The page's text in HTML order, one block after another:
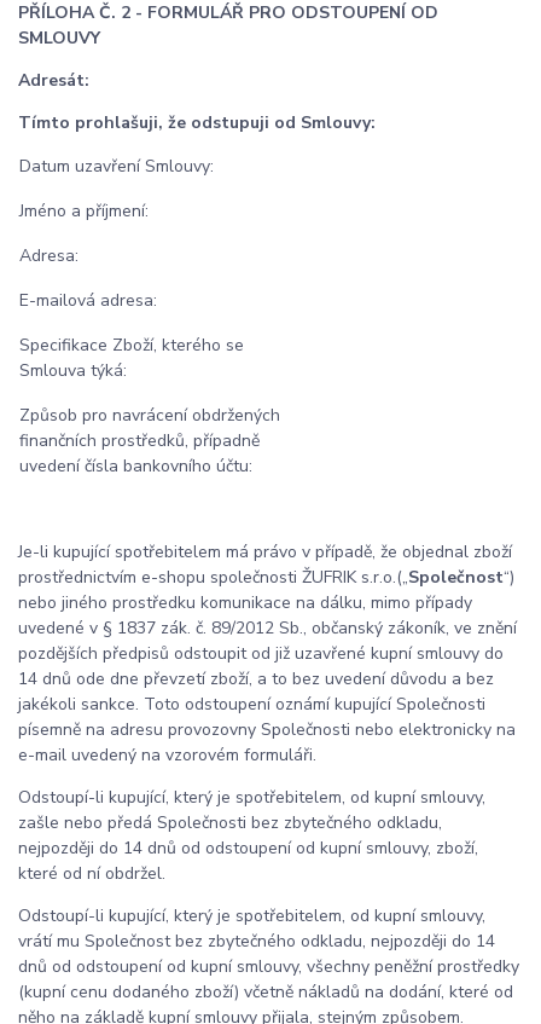
PŘÍLOHA Č. 2 - FORMULÁŘ PRO ODSTOUPENÍ OD
SMLOUVY
Adresát:
Tímto prohlašuji, že odstupuji od Smlouvy:
Datum uzavření Smlouvy:
Jméno a příjmení:
Adresa:
E-mailová adresa:
Specifikace Zboží, kterého se
Smlouva týká:
Způsob pro navrácení obdržených
finančních prostředků, případně
uvedení čísla bankovního účtu:
Je-li kupující spotřebitelem má právo v případě, že objednal zboží
prostřednictvím e-shopu společnosti ŽUFRIK s.r.o.(„Společnost“)
nebo jiného prostředku komunikace na dálku, mimo případy
uvedené v § 1837 zák. č. 89/2012 Sb., občanský zákoník, ve znění
pozdějších předpisů odstoupit od již uzavřené kupní smlouvy do
14 dnů ode dne převzetí zboží, a to bez uvedení důvodu a bez
jakékoli sankce. Toto odstoupení oznámí kupující Společnosti
písemně na adresu provozovny Společnosti nebo elektronicky na
e-mail uvedený na vzorovém formuláři.
Odstoupí-li kupující, který je spotřebitelem, od kupní smlouvy,
zašle nebo předá Společnosti bez zbytečného odkladu,
nejpozději do 14 dnů od odstoupení od kupní smlouvy, zboží,
které od ní obdržel.
Odstoupí-li kupující, který je spotřebitelem, od kupní smlouvy,
vrátí mu Společnost bez zbytečného odkladu, nejpozději do 14
dnů od odstoupení od kupní smlouvy, všechny peněžní prostředky
(kupní cenu dodaného zboží) včetně nákladů na dodání, které od
něho na základě kupní smlouvy přijala, stejným způsobem.